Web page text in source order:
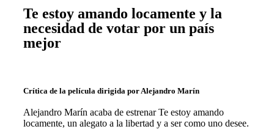
Te estoy amando locamente y la
necesidad de votar por un país
mejor
Crítica de la película dirigida por Alejandro Marín
Alejandro Marín acaba de estrenar Te estoy amando
locamente, un alegato a la libertad y a ser como uno desee.